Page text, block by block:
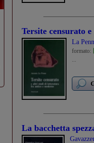
Tersite censurato
La
formato:
...
La bacchetta